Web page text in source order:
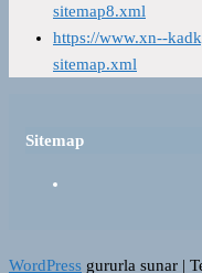
sitemap8.xml
https://www.xn--
sitemap.xml
Sitemap
WordPress gururla sunar |